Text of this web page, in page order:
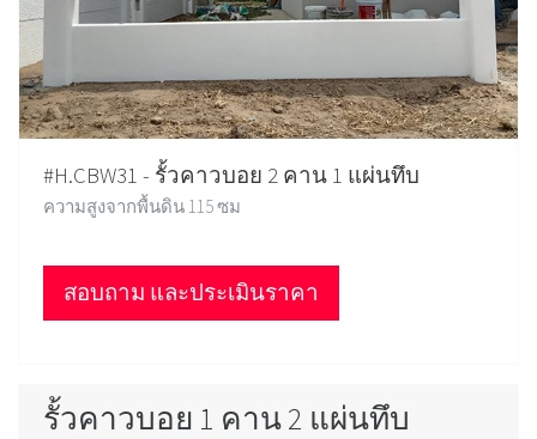
#H.CBW31 - รั้วคาวบอย 2 คาน 1 แผ่นทึบ
ความสูงจากพื้นดิน 115 ซม
สอบถาม และประเมินราคา
รั้วคาวบอย 1 คาน 2 แผ่นทึบ